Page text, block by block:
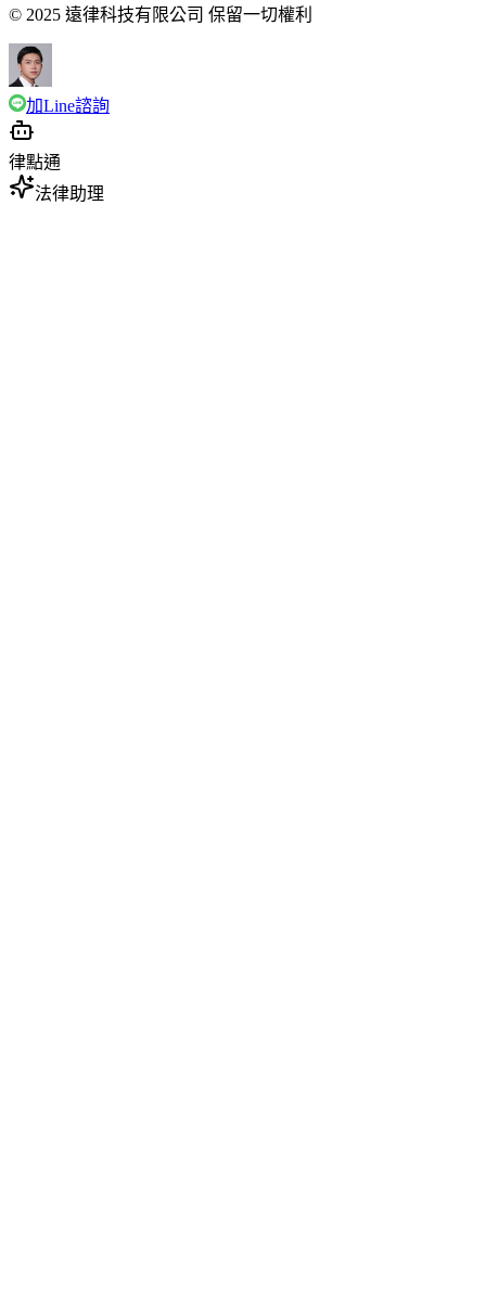
© 2025 遠律科技有限公司 保留一切權利
加Line諮詢
律點通
法律助理